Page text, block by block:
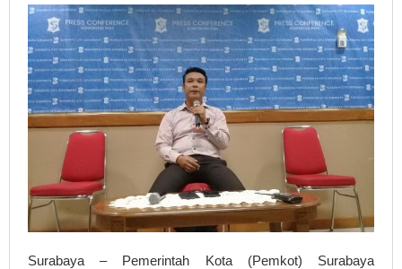
Surabaya – Pemerintah Kota (Pemkot) Surabaya